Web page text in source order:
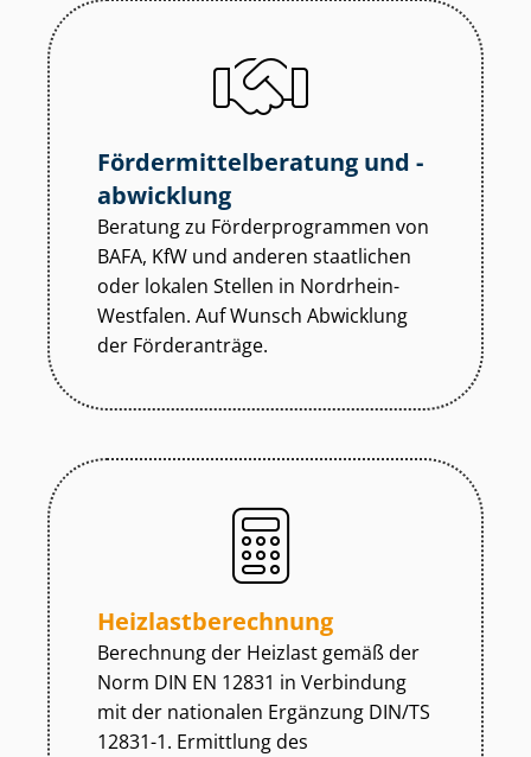
För­der­mit­tel­be­ra­tung und -
abwicklung
Beratung zu För­der­pro­gram­men von
BAFA, KfW und anderen staatlichen
oder lokalen Stellen in Nordrhein-
Westfalen. Auf Wunsch Abwicklung
der Förderanträge.
Heiz­last­be­rech­nung
Berechnung der Heizlast gemäß der
Norm DIN EN 12831 in Verbindung
mit der nationalen Ergänzung DIN/TS
12831-1. Ermittlung des